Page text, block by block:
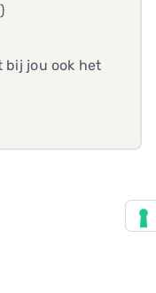
bij jou ook het